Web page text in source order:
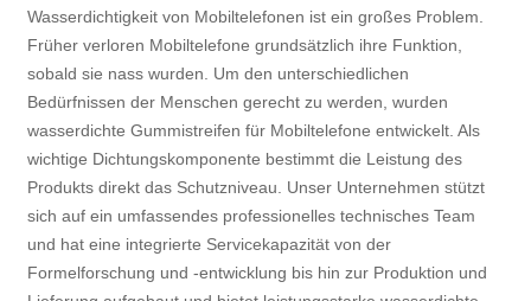
Wasserdichtigkeit von Mobiltelefonen ist ein großes Problem.
Früher verloren Mobiltelefone grundsätzlich ihre Funktion,
sobald sie nass wurden. Um den unterschiedlichen
Bedürfnissen der Menschen gerecht zu werden, wurden
wasserdichte Gummistreifen für Mobiltelefone entwickelt. Als
wichtige Dichtungskomponente bestimmt die Leistung des
Produkts direkt das Schutzniveau. Unser Unternehmen stützt
sich auf ein umfassendes professionelles technisches Team
und hat eine integrierte Servicekapazität von der
Formelforschung und -entwicklung bis hin zur Produktion und